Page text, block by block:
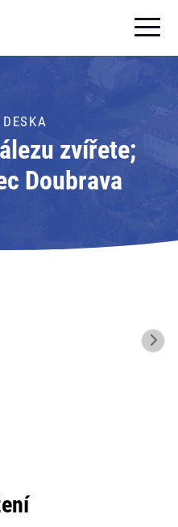
ÚŘAD
stažení
zvířete;
Doubrava